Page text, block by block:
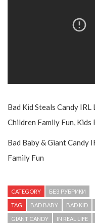
Bad Kid Steals Candy
Children Family Fun, Kids
Bad Baby & Giant Candy
Family Fun
CATEGORY БЕЗ РУБРИКИ
TAG BAD BABY BAD KID
GIANT CANDY IN REAL LIFE